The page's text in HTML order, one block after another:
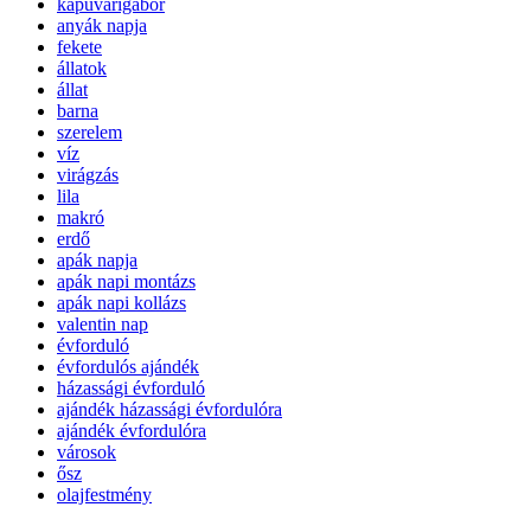
kapuvarigabor
anyák napja
fekete
állatok
állat
barna
szerelem
víz
virágzás
lila
makró
erdő
apák napja
apák napi montázs
apák napi kollázs
valentin nap
évforduló
évfordulós ajándék
házassági évforduló
ajándék házassági évfordulóra
ajándék évfordulóra
városok
ősz
olajfestmény